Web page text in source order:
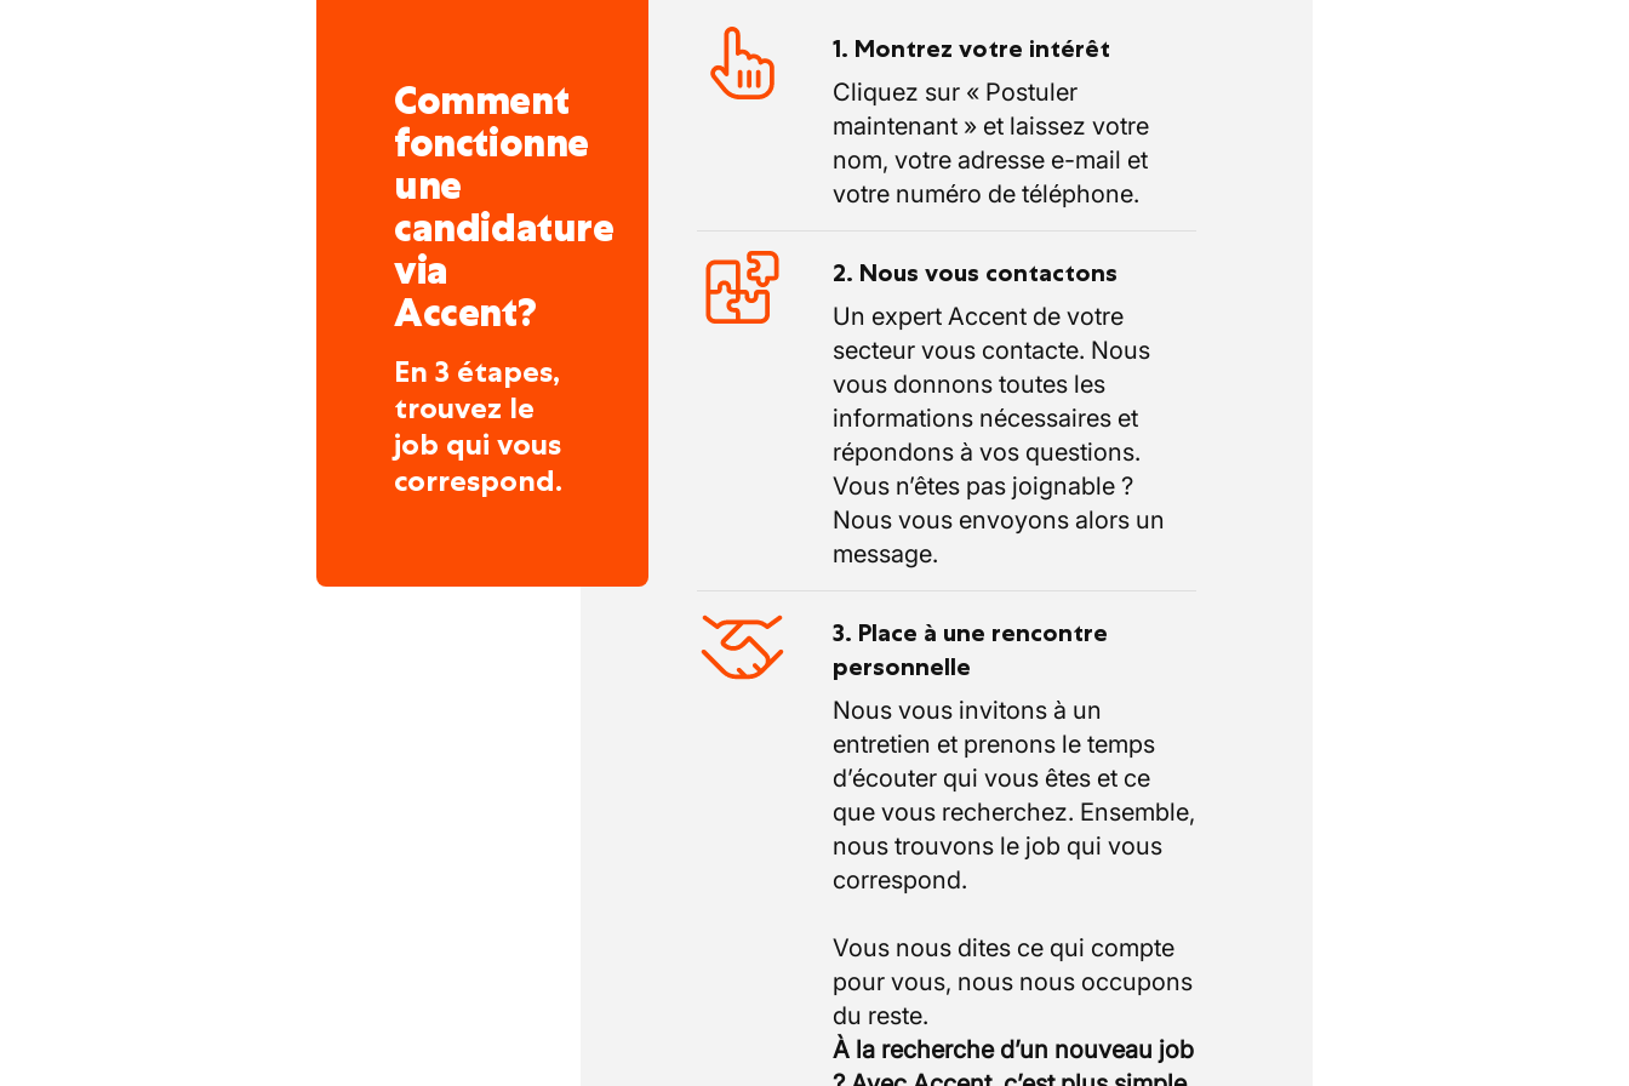
Comment
fonctionne
une
candidature
via
Accent?
En 3 étapes,
trouvez le
job qui vous
correspond.
1. Montrez votre intérêt
Cliquez sur « Postuler
maintenant » et laissez votre
nom, votre adresse e-mail et
votre numéro de téléphone.
2. Nous vous contactons
Un expert Accent de votre
secteur vous contacte. Nous
vous donnons toutes les
informations nécessaires et
répondons à vos questions.
Vous n’êtes pas joignable ?
Nous vous envoyons alors un
message.
3. Place à une rencontre
personnelle
Nous vous invitons à un
entretien et prenons le temps
d’écouter qui vous êtes et ce
que vous recherchez. Ensemble,
nous trouvons le job qui vous
correspond.
Vous nous dites ce qui compte
pour vous, nous nous occupons
À la recherche d’un nouveau job